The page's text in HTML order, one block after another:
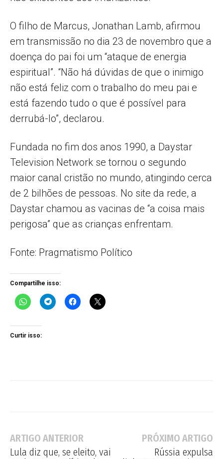
O filho de Marcus, Jonathan Lamb, afirmou
em transmissão no dia 23 de novembro que a
doença do pai foi um “ataque de energia
espiritual”. “Não há dúvidas de que o inimigo
não está feliz com o trabalho do meu pai e
está fazendo tudo o que é possível para
derrubá-lo”, declarou.
Fundada no fim dos anos 1990, a Daystar
Television Network se tornou o segundo
maior canal cristão no mundo, atingindo cerca
de 2 bilhões de pessoas. No site da rede, a
Daystar chamou as vacinas de “a coisa mais
perigosa” que as crianças enfrentam.
Fonte: Pragmatismo Político
Compartilhe isso:
Curtir isso:
ARTIGO ANTERIOR
Lula diz que, se eleito, vai
PRÓXIMO ARTIGO
Rússia expulsa